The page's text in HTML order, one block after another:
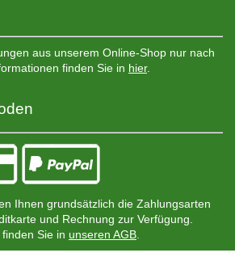
aus unserem Online-Shop nur nach
finden Sie in hier.
Ihnen grundsätzlich die Zahlungsarten
und Rechnung zur Verfügung.
Sie in unseren AGB